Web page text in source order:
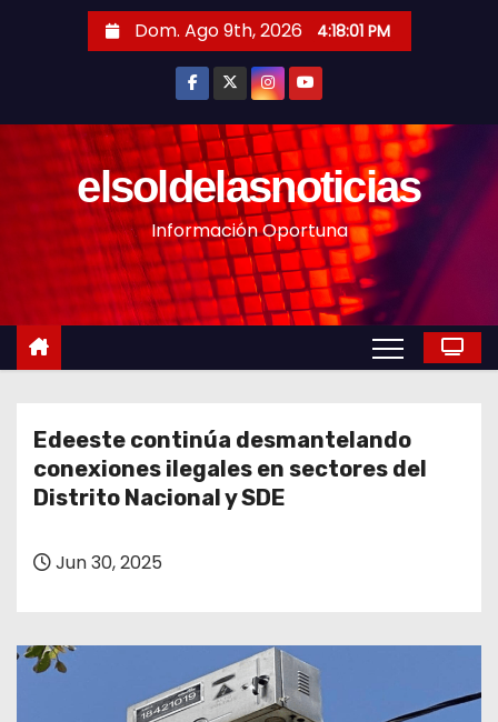
n
Dom. Ago 9th, 2026 4:18:03 PM
elsoldelasnoticias
Información Oportuna
Edeeste continúa desmantelando
conexiones ilegales en sectores del
Distrito Nacional y SDE
Jun 30, 2025